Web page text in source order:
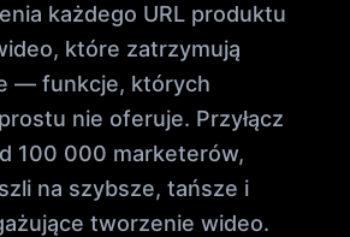
każdego URL produktu
które zatrzymują
— funkcje, których
nie oferuje. Przyłącz
100 000 marketerów,
na szybsze, tańsze i
tworzenie wideo.